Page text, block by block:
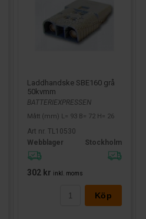
Laddhandske SBE160 grå
50kvmm
BATTERIEXPRESSEN
Mått (mm) L= 93 B= 72 H= 26
Art nr. TL10530
Webblager
Stockholm
302 kr inkl. moms
Köp